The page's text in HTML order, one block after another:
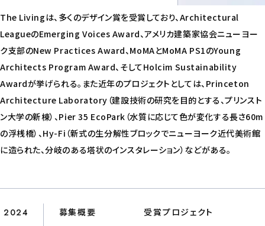
The Livingは、多くのデザイン賞を受賞しており、Architectural
LeagueのEmerging Voices Award、アメリカ建築家協会ニューヨー
ク支部のNew Practices Award、MoMAとMoMA PS1のYoung
Architects Program Award、そしてHolcim Sustainability
Awardが挙げられる。また近年のプロジェクトとしては、Princeton
Architecture Laboratory（建設技術の研究を目的とする、プリンスト
ン大学の新棟）、Pier 35 EcoPark（水質に応じて色が変化する長さ60m
の浮桟橋）、Hy-Fi（新式の生分解性ブロックでニューヨーク近代美術館
に造られた、分岐のある塔状のインスタレーション）などがある。
2024 募集概要
受賞プロジェクト